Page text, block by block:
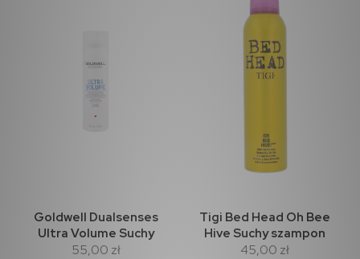
Goldwell Dualsenses
Ultra Volume Suchy
szampon 250ml
55,00 zł
Tigi Bed Head Oh Bee
Hive Suchy szampon
238ml
45,00 zł